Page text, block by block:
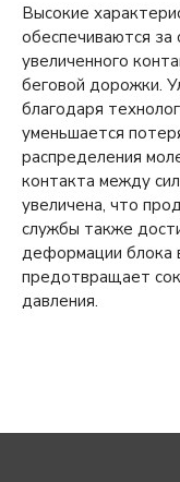
Высокие
обеспечиваются за
увеличенного
беговой дорожки.
благодаря
уменьшается
распределения
контакта между
увеличена, что
службы также
деформации блока
предотвращает
давления.